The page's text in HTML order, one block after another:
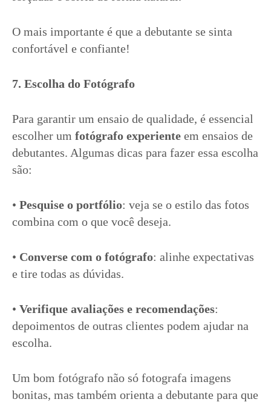
O mais importante é que a debutante se sinta
confortável e confiante!
7. Escolha do Fotógrafo
Para garantir um ensaio de qualidade, é essencial
escolher um fotógrafo experiente em ensaios de
debutantes. Algumas dicas para fazer essa escolha
são:
• Pesquise o portfólio: veja se o estilo das fotos
combina com o que você deseja.
• Converse com o fotógrafo: alinhe expectativas
e tire todas as dúvidas.
• Verifique avaliações e recomendações:
depoimentos de outras clientes podem ajudar na
escolha.
Um bom fotógrafo não só fotografa imagens
bonitas, mas também orienta a debutante para que